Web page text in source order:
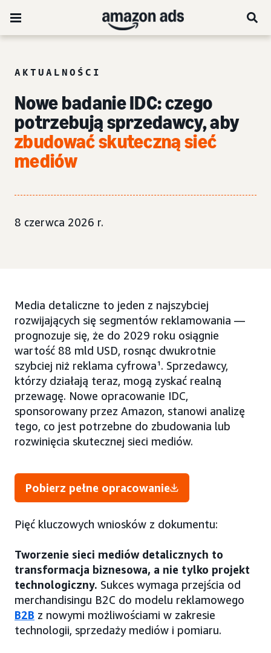
AKTUALNOŚCI
Nowe badanie IDC: czego
potrzebują sprzedawcy, aby
zbudować skuteczną sieć
mediów
8 czerwca 2026 r.
Media detaliczne to jeden z najszybciej
rozwijających się segmentów reklamowania —
prognozuje się, że do 2029 roku osiągnie
wartość 88 mld USD, rosnąc dwukrotnie
szybciej niż reklama cyfrowa¹. Sprzedawcy,
którzy działają teraz, mogą zyskać realną
przewagę. Nowe opracowanie IDC,
sponsorowany przez Amazon, stanowi analizę
tego, co jest potrzebne do zbudowania lub
rozwinięcia skutecznej sieci mediów.
Pobierz pełne opracowanie
Pięć kluczowych wniosków z dokumentu:
Tworzenie sieci mediów detalicznych to
transformacja biznesowa, a nie tylko projekt
technologiczny. Sukces wymaga przejścia od
merchandisingu B2C do modelu reklamowego
B2B z nowymi możliwościami w zakresie
technologii, sprzedaży mediów i pomiaru.